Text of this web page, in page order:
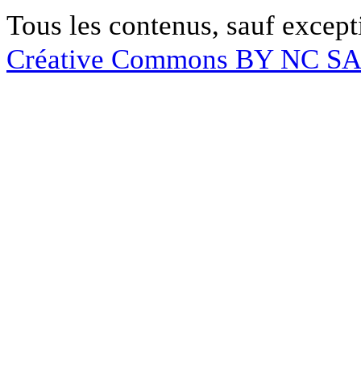
Tous les contenus, sauf
Créative Commons BY NC SA